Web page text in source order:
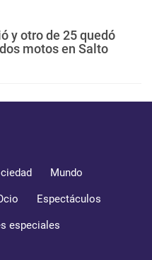
y otro de 25 quedó
motos en Salto
Mundo
Espectáculos
especiales